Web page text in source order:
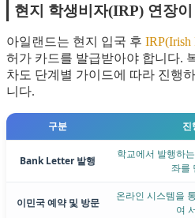
현지 학생비자(IRP) 연장
아일랜드는 현지 입국 후 IRP(Irish
허가 카드를 발급받아야 합니다.
차도 단계별 가이드에 따라 진행
니다.
구분 진
Bank Letter 발행
학교에서 발행하
좌를
이민국 예약 및 방문
온라인 시스템을
여